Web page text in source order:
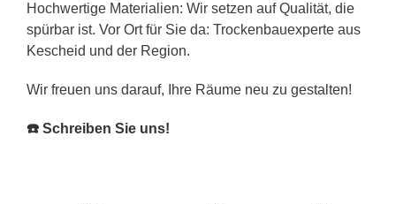
Hochwertige Materialien: Wir setzen auf Qualität, die
spürbar ist. Vor Ort für Sie da: Trockenbauexperte aus
Kescheid und der Region.
Wir freuen uns darauf, Ihre Räume neu zu gestalten!
☎️ Schreiben Sie uns!